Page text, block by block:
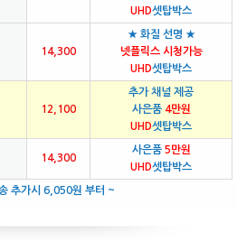
UHD셋탑박스
14,300
★ 화질 선명 ★
넷플릭스 시청가능
UHD셋탑박스
12,100
추가 채널 제공
사은품 4만원
UHD셋탑박스
14,300
사은품 5만원
UHD셋탑박스
추가시 6,050원 부터 ~